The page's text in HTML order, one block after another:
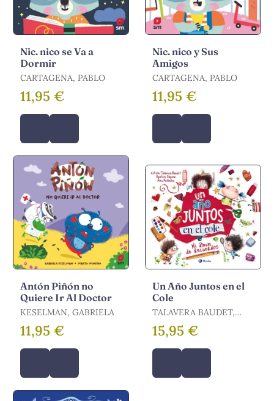
Nic. nico se Va a
Dormir
CARTAGENA, PABLO
11,95 €
Nic. nico y Sus
Amigos
CARTAGENA, PABLO
11,95 €
Antón Piñón no
Quiere Ir Al Doctor
KESELMAN, GABRIELA
11,95 €
Un Año Juntos en el
Cole
TALAVERA BAUDET,
ESTELLE
15,95 €